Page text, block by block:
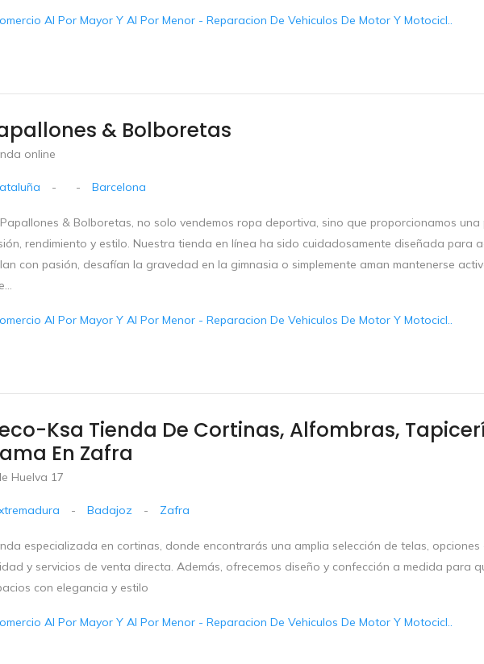
Al Por Mayor Y Al Por Menor - Reparacion De Vehiculos De Motor Y Motocicl..
& Bolboretas
online
- - Barcelona
Papallones & Bolboretas, no solo vendemos ropa deportiva, sino que proporcionamos
rendimiento y estilo. Nuestra tienda en línea ha sido cuidadosamente diseñada para
con pasión, desafían la gravedad en la gimnasia o simplemente aman mantenerse
Al Por Mayor Y Al Por Menor - Reparacion De Vehiculos De Motor Y Motocicl..
Ksa Tienda De Cortinas, Alfombras,
En Zafra
Huelva 17
- Badajoz - Zafra
especializada en cortinas, donde encontrarás una amplia selección de telas,
y servicios de venta directa. Además, ofrecemos diseño y confección a medida para
con elegancia y estilo
Al Por Mayor Y Al Por Menor - Reparacion De Vehiculos De Motor Y Motocicl..